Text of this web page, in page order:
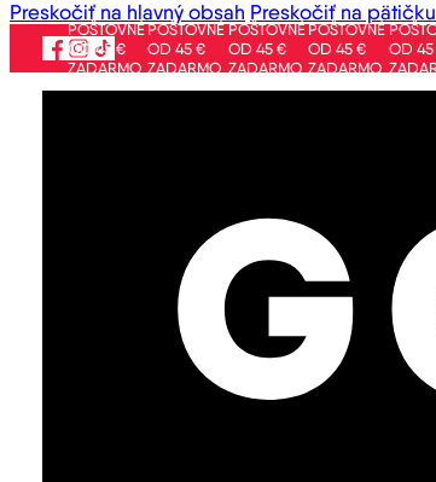
Preskočiť na hlavný obsah Preskočiť na pätičku
POŠTOVNÉ
OD 45 €
ZADARMO
POŠTOVNÉ
OD 45 €
ZADARMO
POŠTOVNÉ
OD 45 €
ZADARMO
POŠTOVNÉ
OD 45 €
ZADARMO
POŠTOVNÉ
OD 45 €
ZADARMO